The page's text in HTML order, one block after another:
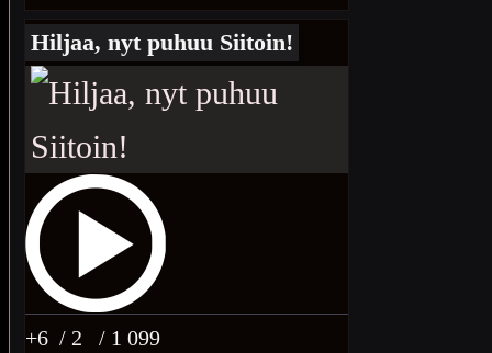
Hiljaa, nyt puhuu Siitoin!
+6 / 2 / 1 099